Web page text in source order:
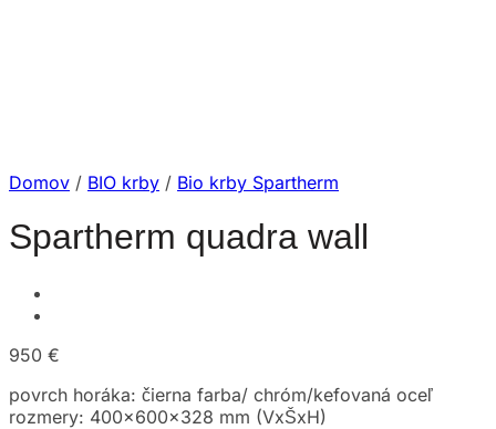
Domov / BIO krby / Bio krby Spartherm
Spartherm quadra wall
950 €
povrch horáka: čierna farba/ chróm/kefovaná oceľ
rozmery: 400x600x328 mm (VxŠxH)